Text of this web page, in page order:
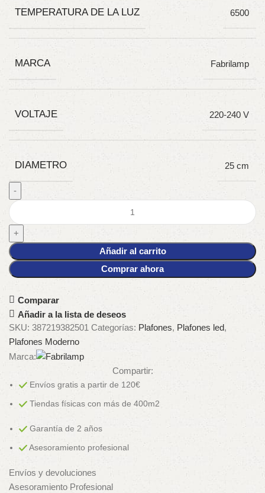
TEMPERATURA DE LA LUZ 6500
MARCA Fabrilamp
VOLTAJE 220-240 V
DIAMETRO 25 cm
Añadir al carrito
Comprar ahora
Comparar
Añadir a la lista de deseos
SKU: 387219382501 Categorías: Plafones, Plafones led,
Plafones Moderno
Marca:
Compartir:
Envíos gratis a partir de 120€
Tiendas físicas con más de 400m2
Garantía de 2 años
Asesoramiento profesional
Envíos y devoluciones
Asesoramiento Profesional